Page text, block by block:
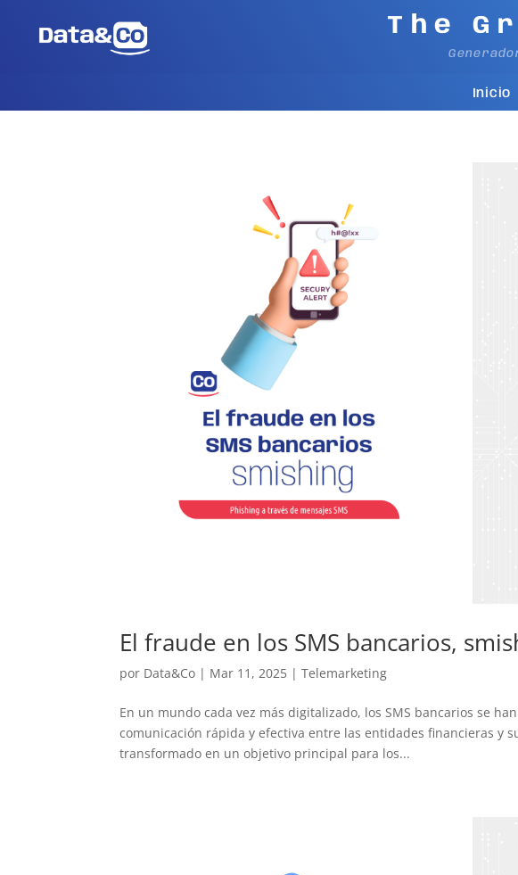
The
Inicio
El fraude en los SMS bancarios,
por Data&Co | Mar 11, 2025 |Telemarketing
En un mundo cada vez más digitalizado, los SMS bancarios se
comunicación rápida y efectiva entre las entidades financieras y
transformado en un objetivo principal para los...